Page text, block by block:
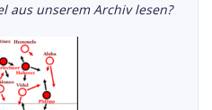
aus unserem Archiv lesen?